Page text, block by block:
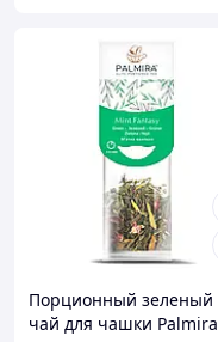
Порционный зеленый
чай для чашки Palmira